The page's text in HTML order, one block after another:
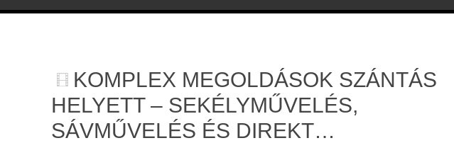
KOMPLEX MEGOLDÁSOK SZÁNTÁS
HELYETT – SEKÉLYMŰVELÉS,
SÁVMŰVELÉS ÉS DIREKT…